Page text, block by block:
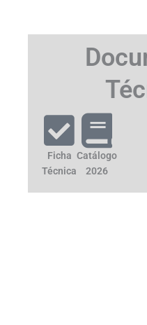
Ficha
Técnica
Catálogo
2026